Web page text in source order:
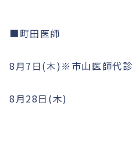
■町田医師
8月7日(木)※市山医師代診
8月28日(木)